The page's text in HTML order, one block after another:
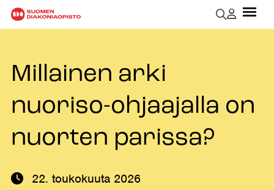
Millainen arki
nuoriso-ohjaajalla on
nuorten parissa?
22. toukokuuta 2026